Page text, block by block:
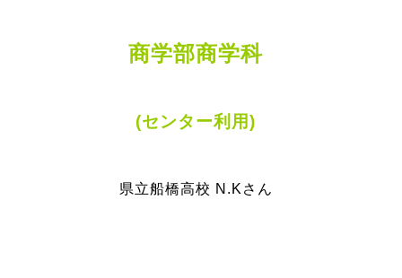
商学部商学科
(センター利用)
県立船橋高校 N.Kさん